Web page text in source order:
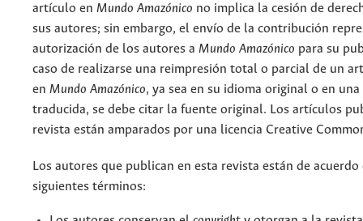
artículo en Mundo Amazónico no implica la cesión de
sus autores; sin embargo, el envío de la contribución
autorización de los autores a Mundo Amazónico para su
caso de realizarse una reimpresión total o parcial de un
en Mundo Amazónico, ya sea en su idioma original o en
traducida, se debe citar la fuente original. Los artículos
revista están amparados por una licencia Creative
Los autores que publican en esta revista están de acuerdo
siguientes términos: